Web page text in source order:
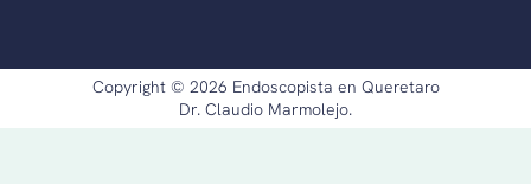
Copyright © 2026 Endoscopista en Queretaro
Dr. Claudio Marmolejo.